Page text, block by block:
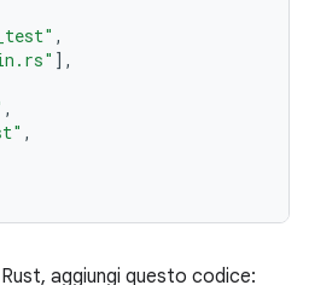
,
],
,
,
aggiungi questo codice: